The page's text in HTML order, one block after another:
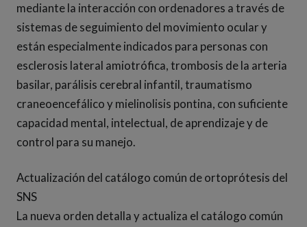
mediante la interacción con ordenadores a través de
sistemas de seguimiento del movimiento ocular y
están especialmente indicados para personas con
esclerosis lateral amiotrófica, trombosis de la arteria
basilar, parálisis cerebral infantil, traumatismo
craneoencefálico y mielinolisis pontina, con suficiente
capacidad mental, intelectual, de aprendizaje y de
control para su manejo.
Actualización del catálogo común de ortoprótesis del
SNS
La nueva orden detalla y actualiza el catálogo común